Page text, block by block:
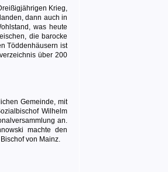
Krieg,
dann auch in
was heute
die barocke
Töddenhäusern ist
über 200
Gemeinde, mit
Wilhelm
an.
machte den
von Mainz.